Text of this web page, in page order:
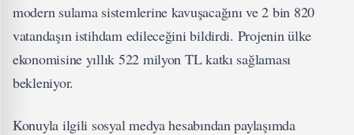
modern sulama sistemlerine kavuşacağını ve 2 bin 820
vatandaşın istihdam edileceğini bildirdi. Projenin ülke
ekonomisine yıllık 522 milyon TL katkı sağlaması
bekleniyor.
Konuyla ilgili sosyal medya hesabından paylaşımda